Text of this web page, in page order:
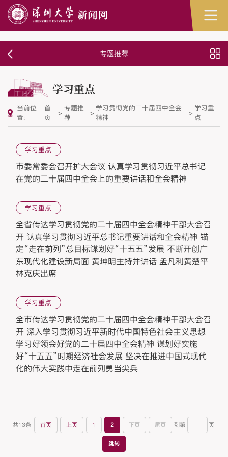
专题推荐
学习重点
当前位
置:
首
页
>
专题推
荐
>
学习贯彻党的二十届四中全会
精神
>
学习重
点
学习重点
市委常委会召开扩大会议 认真学习贯彻习近平总书记
在党的二十届四中全会上的重要讲话和全会精神
学习重点
全省传达学习贯彻党的二十届四中全会精神干部大会召
开 认真学习贯彻习近平总书记重要讲话和全会精神 锚
定“走在前列”总目标谋划好“十五五”发展 不断开创广
东现代化建设新局面 黄坤明主持并讲话 孟凡利黄楚平
林克庆出席
学习重点
全市传达学习贯彻党的二十届四中全会精神干部大会召
开 深入学习贯彻习近平新时代中国特色社会主义思想
学习好领会好党的二十届四中全会精神 谋划好实施
好“十五五”时期经济社会发展 坚决在推进中国式现代
化的伟大实践中走在前列勇当尖兵
共13条 首页 上页 1 2 下页 尾页 到第 页
跳转